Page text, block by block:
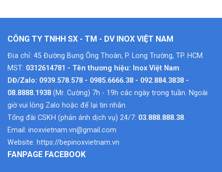
CÔNG TY TNHH SX - TM - DV INOX VIỆT NAM
Địa chỉ: 45 Đường Bưng Ông Thoàn, P. Long Trường, TP. HCM.
MST: 0312614781 - Tên thương hiệu: Inox Việt Nam
DĐ/Zalo: 0939.578.578 - 0985.6666.38 - 092.884.3838 -
08.8888.1938 (Mr. Cường) 7h - 19h các ngày trong tuần. Ngoài
giờ vui lòng Zalo hoặc để lại tin nhắn.
Tổng đài CSKH (phản ánh dịch vụ) 24/7: 03.888.888.38.
Email: inoxvietnam.vn@gmail.com
Website: https://bepinoxvietnam.vn
FANPAGE FACEBOOK